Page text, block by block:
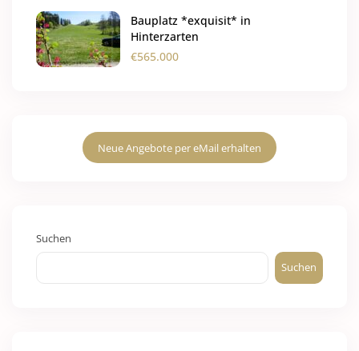
Bauplatz *exquisit* in
Hinterzarten
€565.000
Neue Angebote per eMail erhalten
Suchen
Suchen